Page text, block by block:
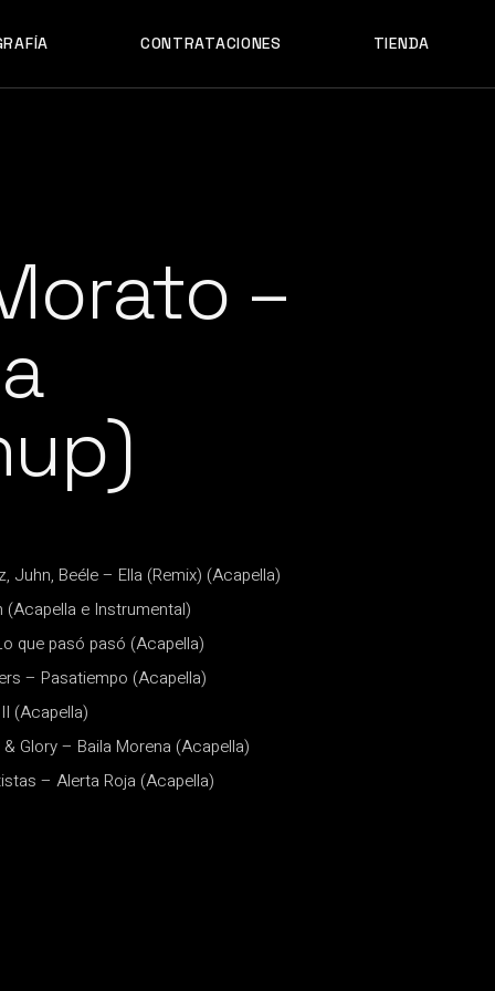
CONTRATACIONES TIENDA
–
Juhn, Beéle – Ella (Remix) (Acapella)
(Acapella e Instrumental)
que pasó pasó (Acapella)
– Pasatiempo (Acapella)
(Acapella)
Glory – Baila Morena (Acapella)
– Alerta Roja (Acapella)